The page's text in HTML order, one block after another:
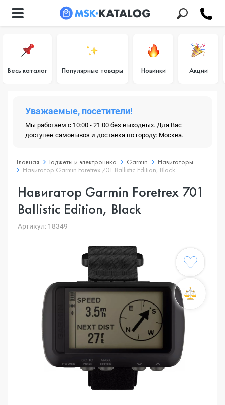
Весь каталог Популярные товары Новинки Акции
Уважаемые, посетители!
Мы работаем с 10:00 - 21:00 без выходных. Для Вас
доступен самовывоз и доставка по городу: Москва.
Главная Гаджеты и электроника Garmin
Навигаторы
Навигатор Garmin Foretrex 701 Ballistic Edition, Black
Навигатор Garmin Foretrex 701
Ballistic Edition, Black
Артикул: 18349